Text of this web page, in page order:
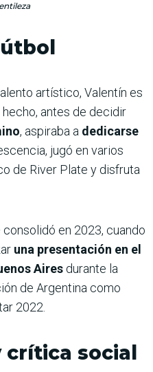
artístico, Valentín es
antes de decidir
, aspiraba a dedicarse
jugó en varios
de River Plate y disfruta
en 2023, cuando
una presentación en el
Aires durante la
de Argentina como
2022.
social